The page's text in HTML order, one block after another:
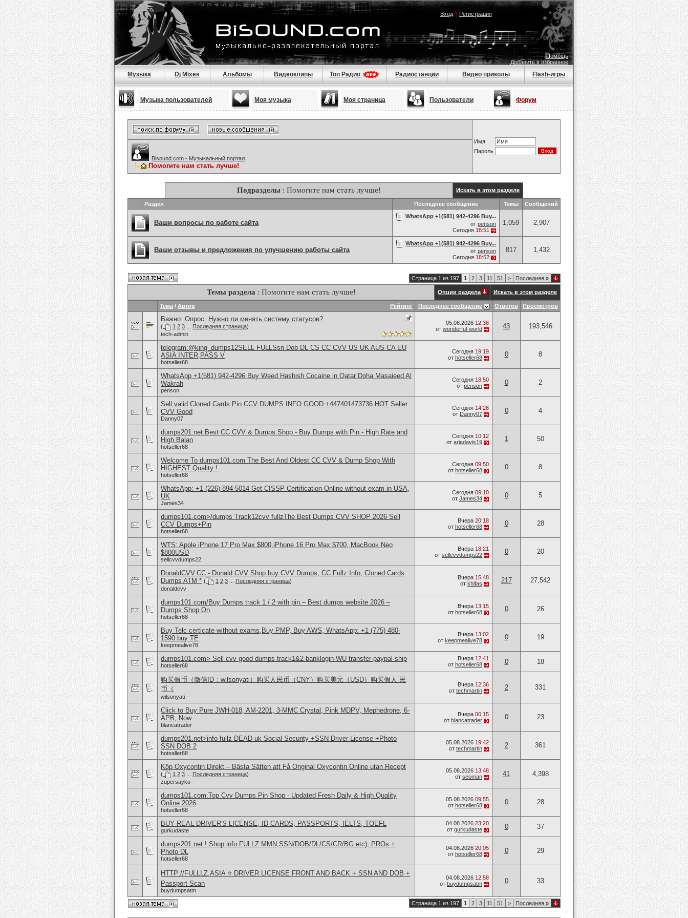
Вход| Регистрация
Помощь
Добавить в избранное
Музыка Dj Mixes Альбомы Видеоклипы Топ Радио Радиостанции Видео приколы Flash-игры
Музыка пользователей Моя музыка Моя страница Пользователи Форум
Имя
Пароль
Bisound.com - Музыкальный портал
Помогите нам стать лучше!
Подразделы : Помогите нам стать лучше! Искать в этом разделе
Раздел Последнее сообщение Темы Сообщений
Ваши вопросы по работе сайта
WhatsApp +1(581) 942-4296 Buy...
от penson
Сегодня 18:51
1,059 2,907
Ваши отзывы и предложения по улучшению работы сайта
WhatsApp +1(581) 942-4296 Buy...
от penson
Сегодня 18:52
817 1,432
Страница 1 из 197 1 2 3 11 51 > Последняя »
Темы раздела : Помогите нам стать лучше! Опции раздела Искать в этом разделе
Рейтинг
Тема / Автор Последнее сообщение Ответов Просмотров
Важно: Опрос: Нужно ли менять систему статусов?
( 1 2 3 Последняя страница)
tech-admin
05.08.2026 12:38
от wonderful-world 43 193,546
telegram:@king_dumps12SELL FULLSsn Dob DL CS CC CVV US UK AUS CA EU
ASIA INTER,PASS V
hotseller68
Сегодня 19:19
от hotseller68 0 8
WhatsApp +1(581) 942-4296 Buy Weed Hashish Cocaine in Qatar Doha Masaieed Al
Wakrah
penson
Сегодня 18:50
от penson 0 2
Sell valid Cloned Cards Pin CCV DUMPS INFO GOOD +447401473736 HOT Seller
CVV Good
Danny07
Сегодня 14:26
от Danny07 0 4
dumps201.net:Best CC CVV & Dumps Shop - Buy Dumps with Pin - High Rate and
High Balan
hotseller68
Сегодня 10:12
от ariadavis19 1 50
Welcome To dumps101.com The Best And Oldest CC CVV & Dump Shop With
HIGHEST Quality !
hotseller68
Сегодня 09:50
от hotseller68 0 8
WhatsApp: +1 (226) 894-5014​ Get CISSP Certification Online without exam in USA,
UK
James34
Сегодня 09:10
от James34 0 5
dumps101.com>/dumps Track12cvv fullzThe Best Dumps CVV SHOP 2026 Sell
CCV Dumps+Pin
hotseller68
Вчера 20:18
от hotseller68 0 28
WTS: Apple iPhone 17 Pro Max $800,iPhone 16 Pro Max $700, MacBook Neo
$800USD
sellcvvdumps22
Вчера 18:21
от sellcvvdumps22 0 20
DonaldCVV.CC - Donald CVV Shop buy CVV Dumps, CC Fullz Info, Cloned Cards
Dumps ATM * ( 1 2 3 Последняя страница)
donaldcvv
Вчера 15:48
от khifas 217 27,542
dumps101.com/Buy Dumps track 1 / 2 with pin – Best dumps website 2026 –
Dumps Shop On
hotseller68
Вчера 13:15
от hotseller68 0 26
Buy Telc certicate without exams,Buy PMP, Buy AWS, WhatsApp: +1 (775) 480-
1590 buy TE
keepmealive78
Вчера 13:02
от keepmealive78 0 19
dumps101.com> Sell cvv good dumps-track1&2-banklogin-WU transfer-paypal-ship
hotseller68
Вчера 12:41
от hotseller68 0 18
购买假币（微信ID：wilsonyati）购买人民币（CNY）购买美元（USD）购买假人 民
币（
wilsonyati
Вчера 12:36
от techmartin 2 331
Click to Buy Pure JWH-018, AM-2201, 3-MMC Crystal, Pink MDPV, Mephedrone, 6-
APB, Now
blancatrader
Вчера 00:15
от blancatrader 0 23
dumps201.net>info fullz DEAD uk Social Security +SSN Driver License +Photo
SSN DOB 2
hotseller68
05.08.2026 19:42
от techmartin 2 361
Köp Oxycontin Direkt – Bästa Sätten att Få Original Oxycontin Online utan Recept
( 1 2 3 Последняя страница)
zupersayko
05.08.2026 13:48
от seoman 41 4,398
dumps101.com:Top Cvv Dumps Pin Shop - Updated Fresh Daily & High Quality
Online 2026
hotseller68
05.08.2026 09:55
от hotseller68 0 28
BUY REAL DRIVER'S LICENSE, ID CARDS, PASSPORTS, IELTS, TOEFL
gurkudaste
04.08.2026 23:20
от gurkudaste 0 37
dumps201.net ! Shop info FULLZ MMN,SSN/DOB/DL/CS/CR/BG etc), PROs +
Photo DL
hotseller68
04.08.2026 20:05
от hotseller68 0 29
HTTP://FULLLZ.ASIA ⭐️ DRIVER LICENSE FRONT AND BACK + SSN AND DOB +
Passport Scan
buydumpsatm
04.08.2026 12:58
от buydumpsatm 0 33
Страница 1 из 197 1 2 3 11 51 > Последняя »